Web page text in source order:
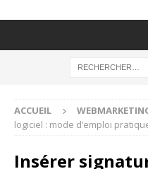
ACCUEIL
logiciel : mode d’emploi
Insérer